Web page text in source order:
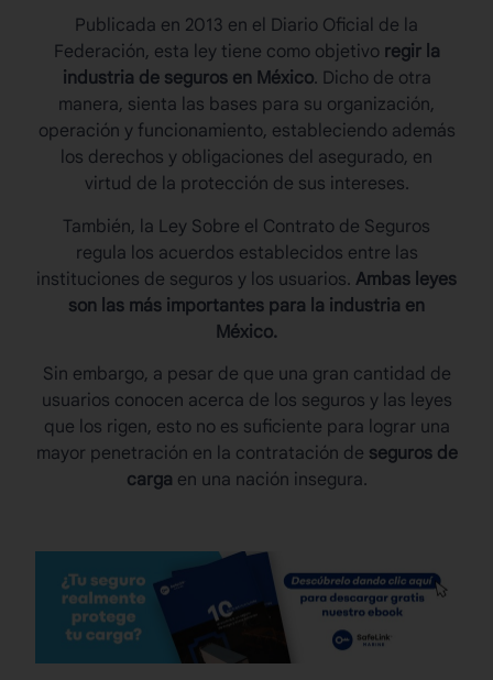
Publicada en 2013 en el Diario Oficial de la
Federación, esta ley tiene como objetivo regir la
industria de seguros en México. Dicho de otra
manera, sienta las bases para su organización,
operación y funcionamiento, estableciendo además
los derechos y obligaciones del asegurado, en
virtud de la protección de sus intereses.
También, la Ley Sobre el Contrato de Seguros
regula los acuerdos establecidos entre las
instituciones de seguros y los usuarios. Ambas leyes
son las más importantes para la industria en
México.
Sin embargo, a pesar de que una gran cantidad de
usuarios conocen acerca de los seguros y las leyes
que los rigen, esto no es suficiente para lograr una
mayor penetración en la contratación de seguros de
carga en una nación insegura.